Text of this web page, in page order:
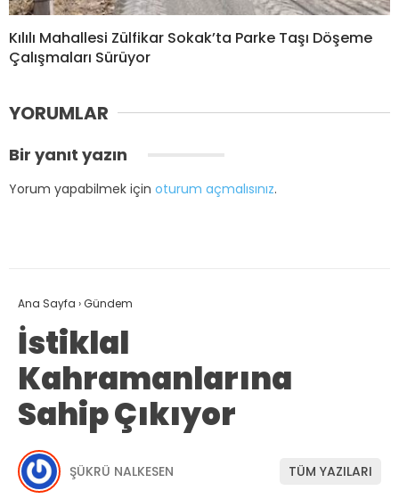
Kılılı Mahallesi Zülfikar Sokak’ta Parke Taşı Döşeme
Çalışmaları Sürüyor
YORUMLAR
Bir yanıt yazın
Yorum yapabilmek için oturum açmalısınız.
Ana Sayfa ›Gündem
İstiklal
Kahramanlarına
Sahip Çıkıyor
ŞÜKRÜ NALKESEN TÜM YAZILARI